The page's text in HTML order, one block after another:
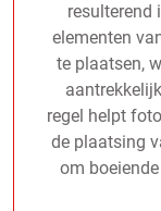
resulterend
elementen
te plaatsen,
regel helpt
de plaatsing
om